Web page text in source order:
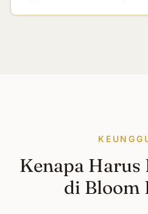
Kenapa Harus
di Bloom